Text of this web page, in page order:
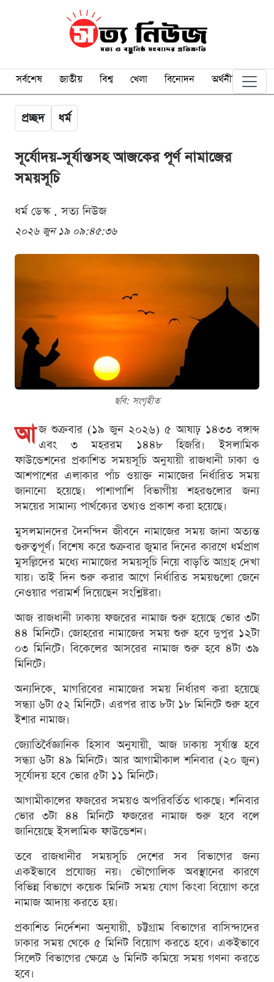
সর্বশেষ জাতীয় বিশ্ব খেলা বিনোদন অর্থনীতি
প্রচ্ছদ ধর্ম
সূর্যোদয়-সূর্যাস্তসহ আজকের পূর্ণ নামাজের
সময়সূচি
ধর্ম ডেস্ক . সত্য নিউজ
২০২৬ জুন ১৯ ০৯:৪৫:৩৬
ছবি: সংগৃহীত
আ জ শুক্রবার (১৯ জুন ২০২৬) ৫ আষাঢ় ১৪৩৩ বঙ্গাব্দ
এবং ৩ মহররম ১৪৪৮ হিজরি। ইসলামিক
ফাউন্ডেশনের প্রকাশিত সময়সূচি অনুযায়ী রাজধানী ঢাকা ও
আশপাশের এলাকার পাঁচ ওয়াক্ত নামাজের নির্ধারিত সময়
জানানো হয়েছে। পাশাপাশি বিভাগীয় শহরগুলোর জন্য
সময়ের সামান্য পার্থক্যের তথ্যও প্রকাশ করা হয়েছে।
মুসলমানদের দৈনন্দিন জীবনে নামাজের সময় জানা অত্যন্ত
গুরুত্বপূর্ণ। বিশেষ করে শুক্রবার জুমার দিনের কারণে ধর্মপ্রাণ
মুসল্লিদের মধ্যে নামাজের সময়সূচি নিয়ে বাড়তি আগ্রহ দেখা
যায়। তাই দিন শুরু করার আগে নির্ধারিত সময়গুলো জেনে
নেওয়ার পরামর্শ দিয়েছেন সংশ্লিষ্টরা।
আজ রাজধানী ঢাকায় ফজরের নামাজ শুরু হয়েছে ভোর ৩টা
৪৪ মিনিটে। জোহরের নামাজের সময় শুরু হবে দুপুর ১২টা
০৩ মিনিটে। বিকেলের আসরের নামাজ শুরু হবে ৪টা ৩৯
মিনিটে।
অন্যদিকে, মাগরিবের নামাজের সময় নির্ধারণ করা হয়েছে
সন্ধ্যা ৬টা ৫২ মিনিটে। এরপর রাত ৮টা ১৮ মিনিটে শুরু হবে
ইশার নামাজ।
জ্যোতির্বৈজ্ঞানিক হিসাব অনুযায়ী, আজ ঢাকায় সূর্যাস্ত হবে
সন্ধ্যা ৬টা ৪৯ মিনিটে। আর আগামীকাল শনিবার (২০ জুন)
সূর্যোদয় হবে ভোর ৫টা ১১ মিনিটে।
আগামীকালের ফজরের সময়ও অপরিবর্তিত থাকছে। শনিবার
ভোর ৩টা ৪৪ মিনিটে ফজরের নামাজ শুরু হবে বলে
জানিয়েছে ইসলামিক ফাউন্ডেশন।
তবে রাজধানীর সময়সূচি দেশের সব বিভাগের জন্য
একইভাবে প্রযোজ্য নয়। ভৌগোলিক অবস্থানের কারণে
বিভিন্ন বিভাগে কয়েক মিনিট সময় যোগ কিংবা বিয়োগ করে
নামাজ আদায় করতে হয়।
প্রকাশিত নির্দেশনা অনুযায়ী, চট্টগ্রাম বিভাগের বাসিন্দাদের
ঢাকার সময় থেকে ৫ মিনিট বিয়োগ করতে হবে। একইভাবে
সিলেট বিভাগের ক্ষেত্রে ৬ মিনিট কমিয়ে সময় গণনা করতে
হবে।